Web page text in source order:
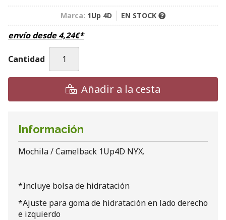
Marca: 1Up 4D EN STOCK
envío desde4,24€*
Cantidad
Añadir a la cesta
Información
Mochila / Camelback 1Up4D NYX.
*Incluye bolsa de hidratación
*Ajuste para goma de hidratación en lado derecho
e izquierdo